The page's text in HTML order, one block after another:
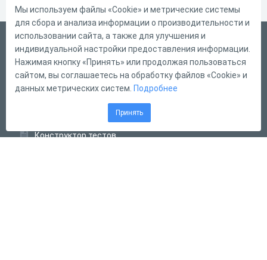
Український
Справка
Форма обратной связи
Конструктор тестов
Мы используем файлы «Cookie» и метрические системы
для сбора и анализа информации о производительности и
использовании сайта, а также для улучшения и
индивидуальной настройки предоставления информации.
Нажимая кнопку «Принять» или продолжая пользоваться
сайтом, вы соглашаетесь на обработку файлов «Cookie» и
данных метрических систем. Подробнее
Принять